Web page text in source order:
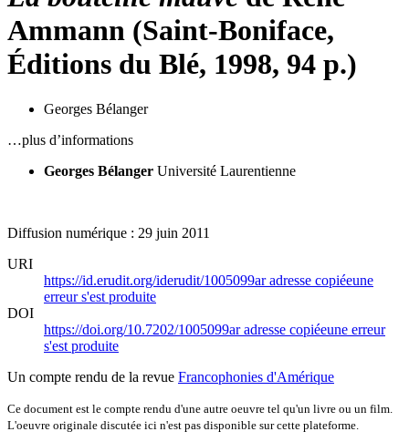
Ammann (Saint-Boniface,
Éditions du Blé, 1998, 94 p.)
Georges Bélanger
…plus d’informations
Georges Bélanger Université Laurentienne
Diffusion numérique : 29 juin 2011
URI
https://id.erudit.org/iderudit/1005099aradresse copiéeune
erreur s'est produite
DOI
https://doi.org/10.7202/1005099aradresse copiéeune erreur
s'est produite
Un compte rendu de la revue Francophonies d'Amérique
Ce document est le compte rendu d'une autre oeuvre tel qu'un livre ou un film.
L'oeuvre originale discutée ici n'est pas disponible sur cette plateforme.